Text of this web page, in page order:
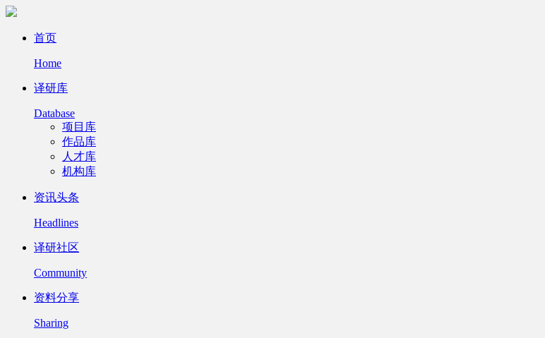
首页
Home
译研库
Database
项目库
作品库
人才库
机构库
资讯头条
Headlines
译研社区
Community
资料分享
Sharing